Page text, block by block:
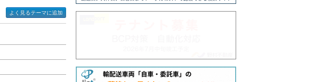
よく見るテーマに追加